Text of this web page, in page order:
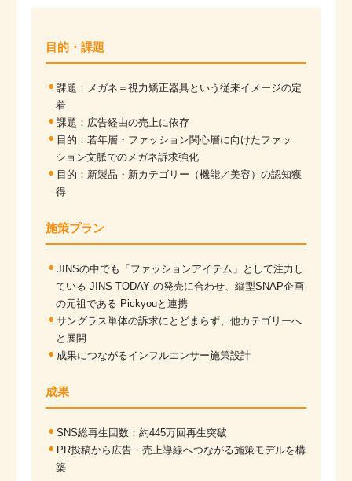
目的・課題
課題：メガネ＝視力矯正器具という従来イメージの定
着
課題：広告経由の売上に依存
目的：若年層・ファッション関心層に向けたファッ
ション文脈でのメガネ訴求強化
目的：新製品・新カテゴリー（機能／美容）の認知獲
得
施策プラン
JINSの中でも「ファッションアイテム」として注力し
ている JINS TODAY の発売に合わせ、縦型SNAP企画
の元祖である Pickyouと連携
サングラス単体の訴求にとどまらず、他カテゴリーへ
と展開
成果につながるインフルエンサー施策設計
成果
SNS総再生回数：約445万回再生突破
PR投稿から広告・売上導線へつながる施策モデルを構
築